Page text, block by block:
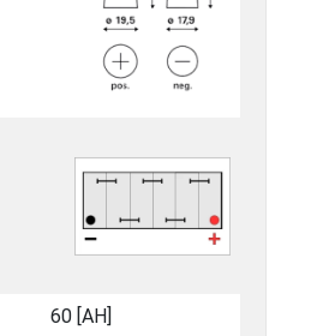
60 [ΑΗ]